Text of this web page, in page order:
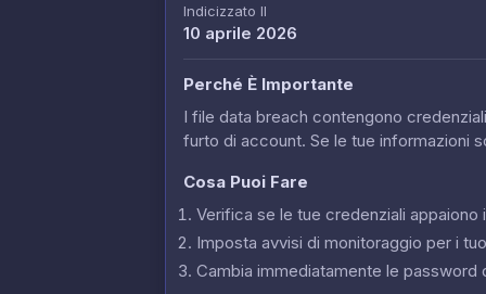
Indicizzato Il
10 aprile 2026
Perché È Importante
I file data breach contengono
furto di account. Se le tue informazioni
Cosa Puoi Fare
Verifica se le tue credenziali
Imposta avvisi di monitoraggio per i
Cambia immediatamente le